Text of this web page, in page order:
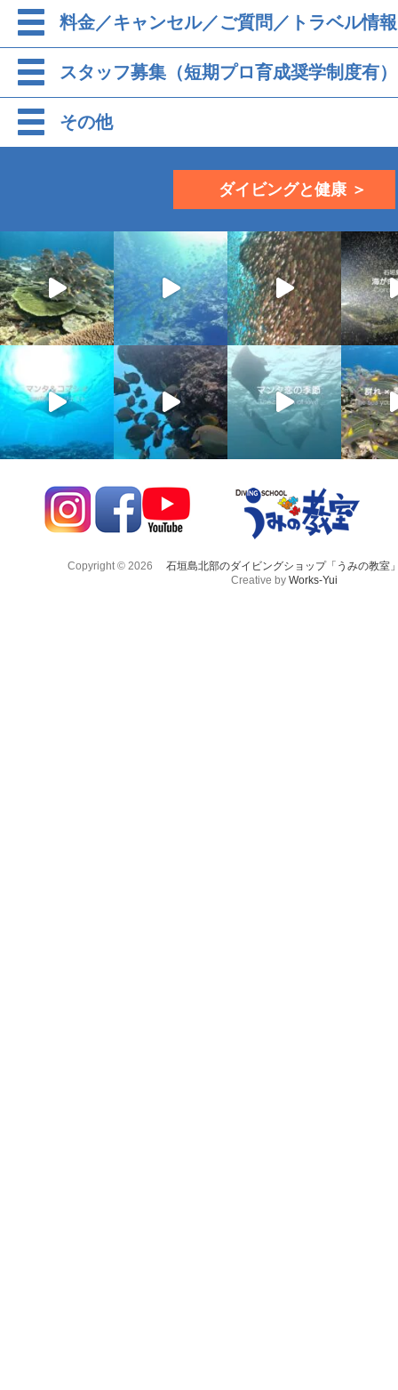
料金／キャンセル／ご質問／トラベル情報
スタッフ募集（短期プロ育成奨学制度有）
その他
ダイビングと健康 ＞
Copyright © 2026
石垣島北部のダイビングショップ「うみの教室
Creative by Works-Yui